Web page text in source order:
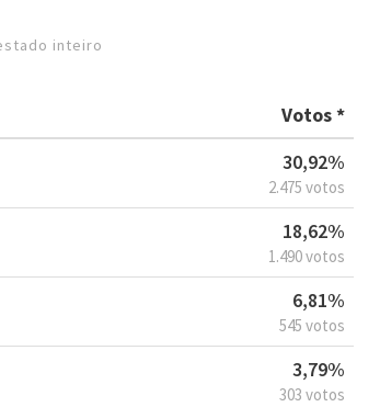
inteiro
Votos *
30,92%
2.475 votos
18,62%
1.490 votos
6,81%
545 votos
3,79%
303 votos